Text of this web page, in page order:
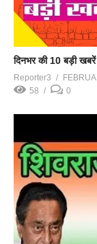
दिनभर की 10 बड़ी खबरें
Reporter3
58
0